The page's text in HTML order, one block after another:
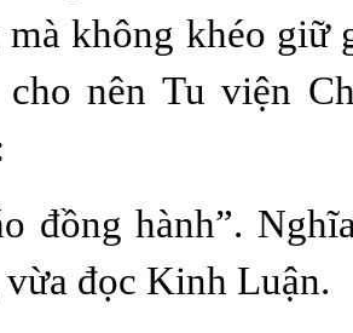
không khéo giữ
nên Tu viện
đồng hành”.
đọc Kinh Luận.